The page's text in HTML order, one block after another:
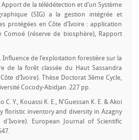
Apport de la télédétection et d’un Système
(SIG) a la gestion intégrée et
protégées en Côte d’Ivoire : application
(réserve de biosphère), Rapport
Influence de l’exploitation forestière sur la
de la forêt classée du Haut Sassandra
d’Ivoire). Thèse Doctorat 3ême Cycle,
Cocody-Abidjan. 227 pp.
C. Y., Kouassi K. E., N'Guessan K. E. & Akoi
floristic inventory and diversity in Azagny
d'Ivoire). European Journal of Scientific